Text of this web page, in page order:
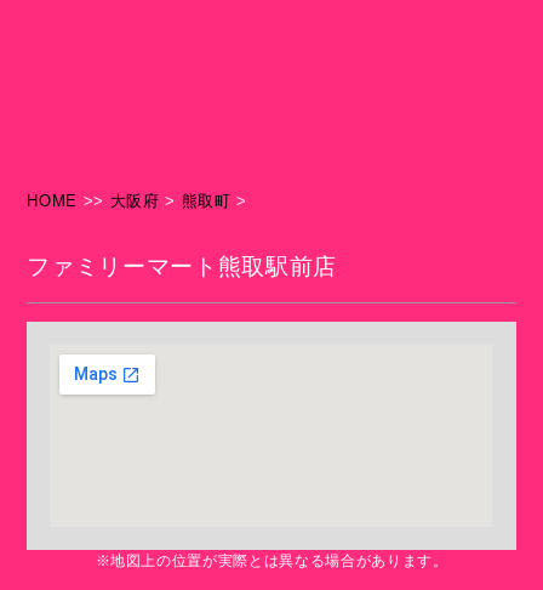
HOME >> 大阪府 > 熊取町 >
ファミリーマート熊取駅前店
※地図上の位置が実際とは異なる場合があります。